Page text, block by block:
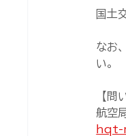
国
なお
い。
【問
航空
hqt-